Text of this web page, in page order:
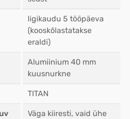
ligikaudu 5 tööpäeva
(kooskõlastatakse
eraldi)
Alumiinium 40 mm
kuusnurkne
TITAN
Väga kiiresti, vaid ühe